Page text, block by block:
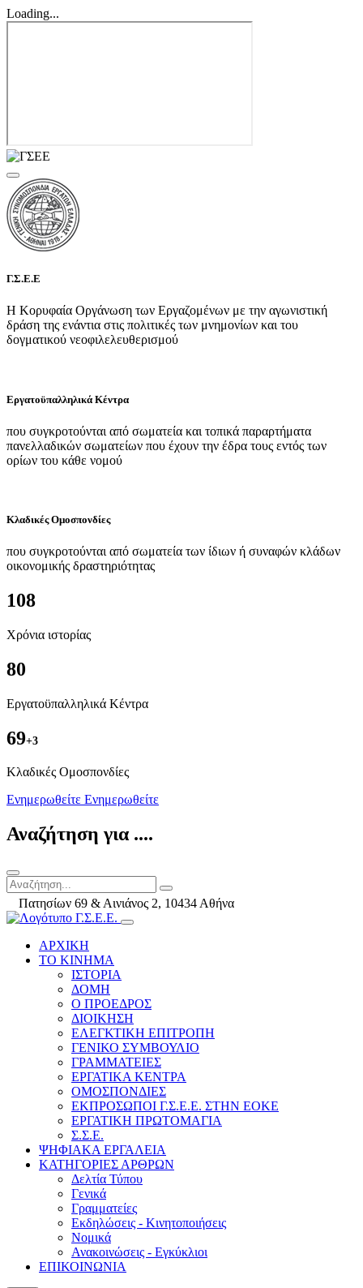
Loading...
Γ.Σ.Ε.Ε
Η Κορυφαία Οργάνωση των Εργαζομένων με την αγωνιστική
δράση της ενάντια στις πολιτικές των μνημονίων και του
δογματικού νεοφιλελευθερισμού
Εργατοϋπαλληλικά Κέντρα
που συγκροτούνται από σωματεία και τοπικά παραρτήματα
πανελλαδικών σωματείων που έχουν την έδρα τους εντός των
ορίων του κάθε νομού
Κλαδικές Ομοσπονδίες
που συγκροτούνται από σωματεία των ίδιων ή συναφών κλάδων
οικονομικής δραστηριότητας
108
Χρόνια ιστορίας
80
Εργατοϋπαλληλικά Κέντρα
69+3
Kλαδικές Ομοσπονδίες
Ενημερωθείτε Ενημερωθείτε
Αναζήτηση για ....
Πατησίων 69 & Αινιάνος 2, 10434 Αθήνα
ΑΡΧΙΚΗ
ΤΟ ΚΙΝΗΜΑ
ΙΣΤΟΡΙΑ
ΔΟΜΗ
Ο ΠΡΟΕΔΡΟΣ
ΔΙΟΙΚΗΣΗ
ΕΛΕΓΚΤΙΚΗ ΕΠΙΤΡΟΠΗ
ΓΕΝΙΚΟ ΣΥΜΒΟΥΛΙΟ
ΓΡΑΜΜΑΤΕΙΕΣ
ΕΡΓΑΤΙΚΑ ΚΕΝΤΡΑ
ΟΜΟΣΠΟΝΔΙΕΣ
ΕΚΠΡΟΣΩΠΟΙ Γ.Σ.Ε.Ε. ΣΤΗΝ ΕΟΚΕ
ΕΡΓΑΤΙΚΗ ΠΡΩΤΟΜΑΓΙΑ
Σ.Σ.Ε.
ΨΗΦΙΑΚΑ ΕΡΓΑΛΕΙΑ
ΚΑΤΗΓΟΡΙΕΣ ΑΡΘΡΩΝ
Δελτία Τύπου
Γενικά
Γραμματείες
Εκδηλώσεις - Κινητοποιήσεις
Νομικά
Ανακοινώσεις - Εγκύκλιοι
ΕΠΙΚΟΙΝΩΝΙΑ